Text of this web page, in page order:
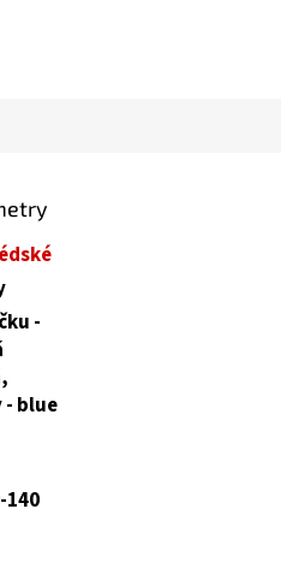
-
- blue
140